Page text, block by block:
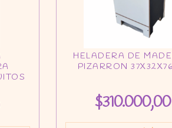
$310.000,00